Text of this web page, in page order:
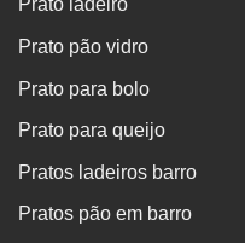
Prato ladeiro
Prato pão vidro
Prato para bolo
Prato para queijo
Pratos ladeiros barro
Pratos pão em barro